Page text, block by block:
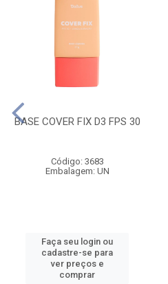
BASE COVER FIX D3 FPS 30
Código: 3683
Embalagem: UN
Faça seu login ou
cadastre-se para
ver preços e
comprar